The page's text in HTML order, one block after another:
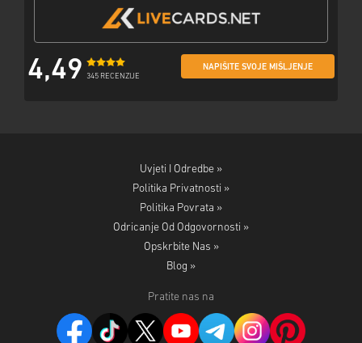
4,49 345 RECENZIJE
NAPIŠITE SVOJE MIŠLJENJE
Uvjeti I Odredbe »
Politika Privatnosti »
Politika Povrata »
Odricanje Od Odgovornosti »
Opskrbite Nas »
Blog »
Pratite nas na